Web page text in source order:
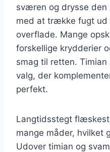
sværen og drysse
med at trække fugt ud
overflade. Mange
forskellige krydderier
smag til retten.
valg, der
perfekt.
Langtidsstegt
mange måder, hvilket
Udover timian og